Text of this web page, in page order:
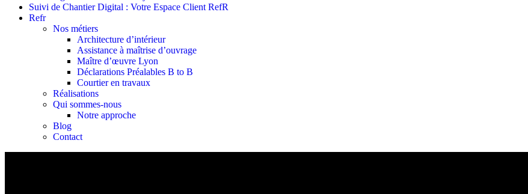
Suivi de Chantier Digital : Votre Espace Client RefR
Refr
Nos métiers
Architecture d’intérieur
Assistance à maîtrise d’ouvrage
Maître d’œuvre Lyon
Déclarations Préalables B to B
Courtier en travaux
Réalisations
Qui sommes-nous
Notre approche
Blog
Contact